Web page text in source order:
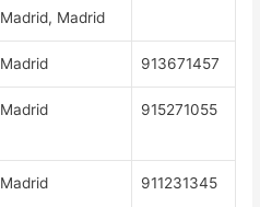
Madrid, Madrid
Madrid 913671457
Madrid 915271055
Madrid 911231345